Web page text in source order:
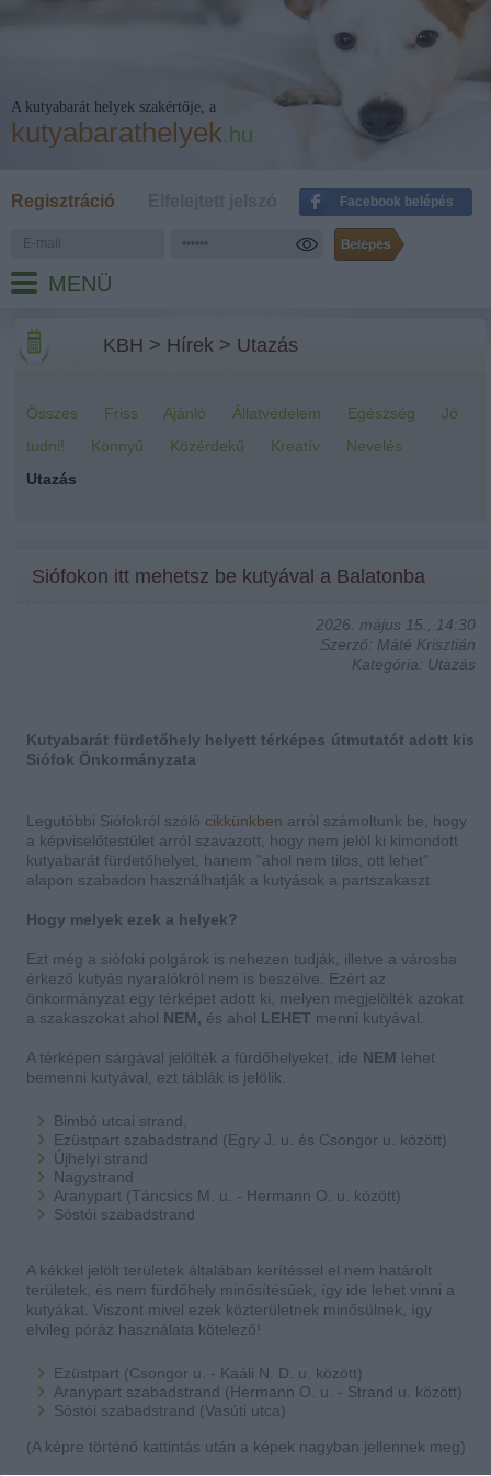
A kutyabarát helyek szakértője, a
kutyabarathelyek.hu
Regisztráció Facebook belépés
MENÜ
KBH > Hírek > Utazás
Összes Friss Ajánló Állatvédelem Egészség
Jó
tudni!
Könnyű Közérdekű Kreatív
Nevelés
Utazás
Siófokon itt mehetsz be kutyával a Balatonba
2026. május 15., 14:30
Szerző: Máté Krisztián
Kategória: Utazás
Kutyabarát fürdetőhely helyett térképes útmutatót adott kis
Siófok Önkormányzata
Legutóbbi Siófokról szóló cikkünkben arról számoltunk be, hogy
a képviselőtestület arról szavazott, hogy nem jelöl ki kimondott
kutyabarát fürdetőhelyet, hanem "ahol nem tilos, ott lehet"
alapon szabadon használhatják a kutyások a partszakaszt.
Hogy melyek ezek a helyek?
Ezt még a siófoki polgárok is nehezen tudják, illetve a városba
érkező kutyás nyaralókról nem is beszélve. Ezért az
önkormányzat egy térképet adott ki, melyen megjelölték azokat
a szakaszokat ahol NEM, és ahol LEHET menni kutyával.
A térképen sárgával jelölték a fürdőhelyeket, ide NEM lehet
bemenni kutyával, ezt táblák is jelölik.
Bimbó utcai strand,
Ezüstpart szabadstrand (Egry J. u. és Csongor u. között)
Újhelyi strand
Nagystrand
Aranypart (Táncsics M. u. - Hermann O. u. között)
Sóstói szabadstrand
A kékkel jelölt területek általában kerítéssel el nem határolt
területek, és nem fürdőhely minősítésűek, így ide lehet vinni a
kutyákat. Viszont mivel ezek közterületnek minősülnek, így
elvileg póráz használata kötelező!
Ezüstpart (Csongor u. - Kaáli N. D. u. között)
Aranypart szabadstrand (Hermann O. u. - Strand u. között)
Sóstói szabadstrand (Vasúti utca)
(A képre történő kattintás után a képek nagyban jellennek meg)